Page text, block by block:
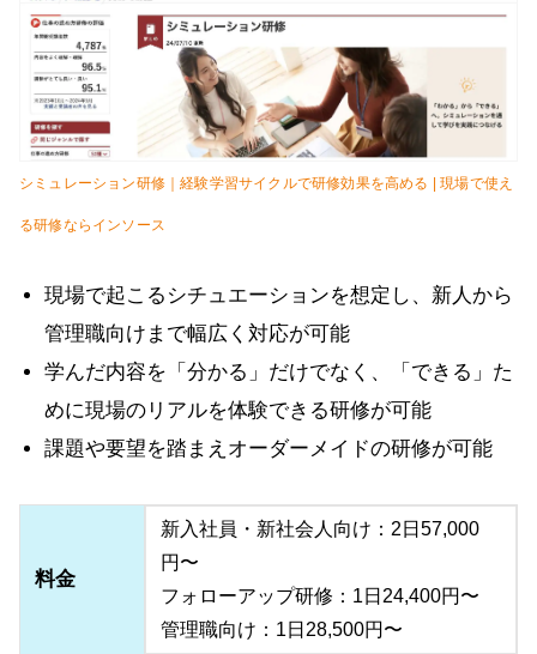
シミュレーション研修｜経験学習サイクルで研修効果を高める | 現場で使え
る研修ならインソース
現場で起こるシチュエーションを想定し、新人から
管理職向けまで幅広く対応が可能
学んだ内容を「分かる」だけでなく、「できる」た
めに現場のリアルを体験できる研修が可能
課題や要望を踏まえオーダーメイドの研修が可能
料金
新入社員・新社会人向け：2日57,000
円〜
フォローアップ研修：1日24,400円〜
管理職向け：1日28,500円〜